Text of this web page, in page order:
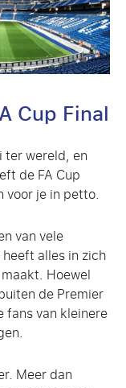
Cup Final
ter wereld, en
de FA Cup
voor je in petto.
van vele
alles in zich
Hoewel
de Premier
fans van kleinere
Meer dan